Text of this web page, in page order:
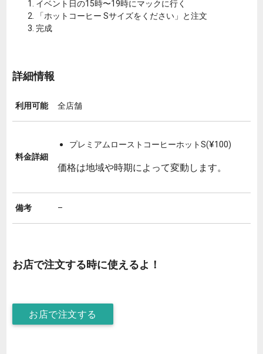
イベント日の15時〜19時にマックに行く
「ホットコーヒー Sサイズをください」と注文
完成
詳細情報
利用可能 全店舗
料金詳細
プレミアムローストコーヒーホットS(¥100)
価格は地域や時期によって変動します。
備考 –
お店で注文する時に使えるよ！
お店で注文する